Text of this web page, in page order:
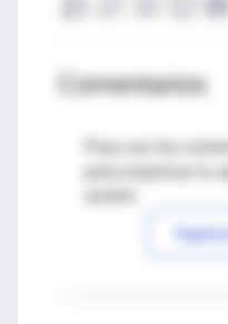
Comentarios
Para ver los